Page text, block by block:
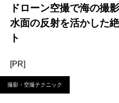
ドローン空撮で海の撮
水面の反射を活かした
ト
[PR]
撮影・空撮テクニック